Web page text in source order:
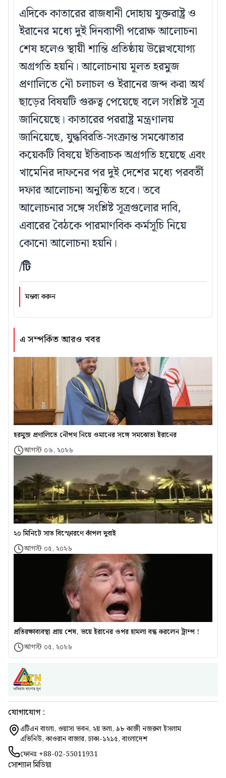
এ সম্পর্কিত আরও খবর
হরমুজ প্রণালিতে নৌপথ নিয়ে ওমানের সঙ্গে সমঝোতা ইরানের
আগস্ট ০৬, ২০২৬
২০ মিনিটে সাত বিস্ফোরণে কাঁপল দুবাই
আগস্ট ০৫, ২০২৬
প্রতিরক্ষাব্যবস্থা প্রায় শেষ, ভয়ে ইরানের ওপর হামলা বন্ধ করলেন ট্রাম্প !
আগস্ট ০৫, ২০২৬
এদিকে কাতারের রাজধানী দোহায় যুক্তরাষ্ট্র ও
ইরানের মধ্যে দুই দিনব্যাপী পরোক্ষ আলোচনা
শেষ হলেও স্থায়ী শান্তি প্রতিষ্ঠায় উল্লেখযোগ্য
অগ্রগতি হয়নি। আলোচনায় মূলত হরমুজ
প্রণালিতে নৌ চলাচল ও ইরানের জব্দ করা অর্থ
ছাড়ের বিষয়টি গুরুত্ব পেয়েছে বলে সংশ্লিষ্ট সূত্র
জানিয়েছে। কাতারের পররাষ্ট্র মন্ত্রণালয়
জানিয়েছে, যুদ্ধবিরতি-সংক্রান্ত সমঝোতার
কয়েকটি বিষয়ে ইতিবাচক অগ্রগতি হয়েছে এবং
খামেনির দাফনের পর দুই দেশের মধ্যে পরবর্তী
দফার আলোচনা অনুষ্ঠিত হবে। তবে
আলোচনার সঙ্গে সংশ্লিষ্ট সূত্রগুলোর দাবি,
এবারের বৈঠকে পারমাণবিক কর্মসূচি নিয়ে
কোনো আলোচনা হয়নি।
/টি
মন্তব্য করুন
যোগাযোগ :
এটিএন বাংলা, ওয়াসা ভবন, ২য় তলা, ৯৮ কাজী নজরুল ইসলাম
এভিনিউ, কাওরান বাজার, ঢাকা-১২১৫, বাংলাদেশ
ফোনঃ +88-02-55011931
সোশ্যাল মিডিয়া